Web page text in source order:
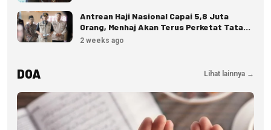
Antrean Haji Nasional Capai 5,8 Juta
Orang, Menhaj Akan Terus Perketat Tata
Kelola
2 weeks ago
DOA Lihat lainnya →